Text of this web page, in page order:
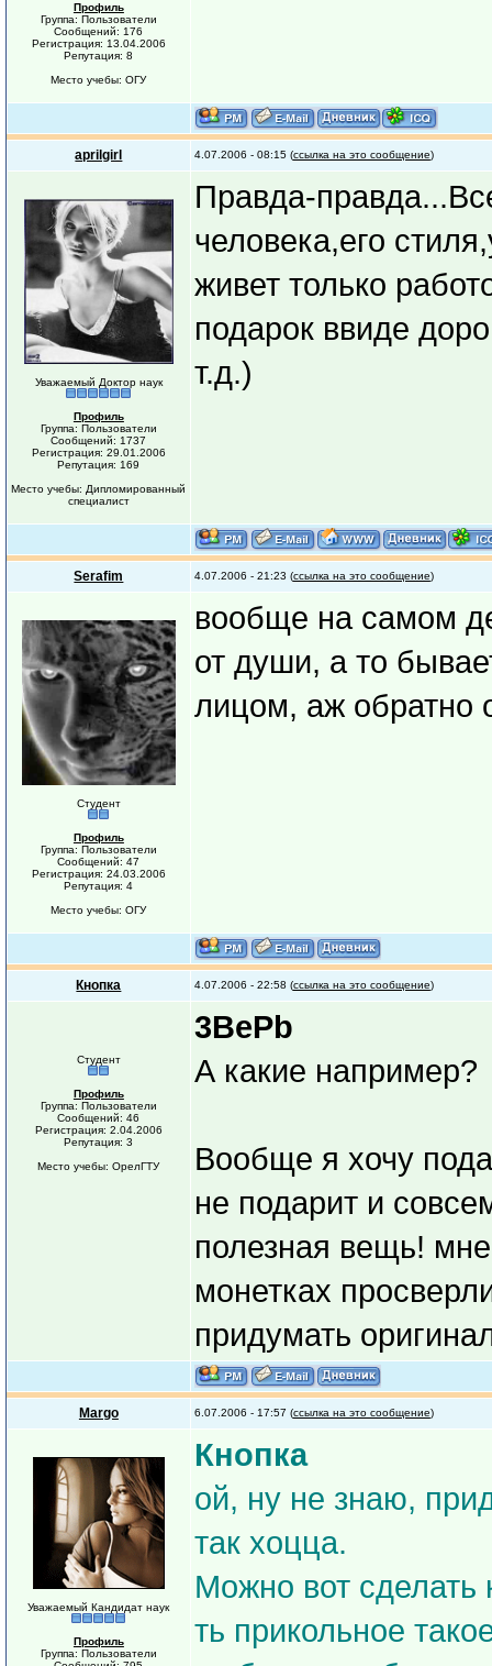
Профиль
Группа: Пользователи
Сообщений: 176
Регистрация: 13.04.2006
Репутация: 8
Место учебы: ОГУ
aprilgirl 4.07.2006 - 08:15 (ссылка на это сообщение)
Уважаемый Доктор наук
Профиль
Группа: Пользователи
Сообщений: 1737
Регистрация: 29.01.2006
Репутация: 169
Место учебы: Дипломированный
специалист
Правда-
человека,его
живет только
подарок ввиде
т.д.)
Serafim 4.07.2006 - 21:23 (ссылка на это сообщение)
Студент
Профиль
Группа: Пользователи
Сообщений: 47
Регистрация: 24.03.2006
Репутация: 4
Место учебы: ОГУ
вообще на самом
от души, а то
лицом, аж обратно
Кнопка 4.07.2006 - 22:58 (ссылка на это сообщение)
Студент
Профиль
Группа: Пользователи
Сообщений: 46
Регистрация: 2.04.2006
Репутация: 3
Место учебы: ОрелГТУ
3BePb
А какие например?
Вообще я хочу
не подарит и
полезная вещь!
монетках
придумать
Margo 6.07.2006 - 17:57 (ссылка на это сообщение)
Уважаемый Кандидат наук
Профиль
Группа: Пользователи
Кнопка
ой, ну не знаю,
так хоцца.
Можно вот сделать
ть прикольное